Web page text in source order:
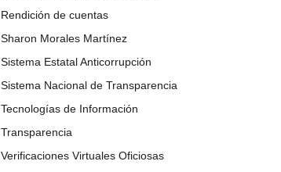
Rendición de cuentas
Sharon Morales Martínez
Sistema Estatal Anticorrupción
Sistema Nacional de Transparencia
Tecnologías de Información
Transparencia
Verificaciones Virtuales Oficiosas